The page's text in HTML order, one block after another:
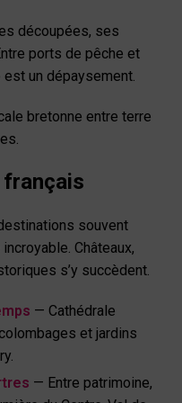
découpées, ses
ports de pêche et
un dépaysement.
bretonne entre terre
souvent
Châteaux,
s’y succèdent.
— Cathédrale
et jardins
— Entre patrimoine,